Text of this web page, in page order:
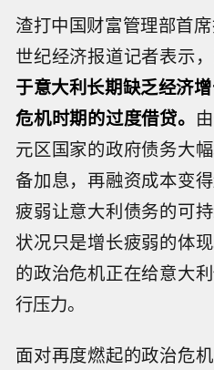
渣打中国财富管理部首
世纪经济报道记者表示，
于意大利长期缺乏经济
危机时期的过度借贷。
元区国家的政府债务大
备加息，再融资成本变
疲弱让意大利债务的可
状况只是增长疲弱的体
的政治危机正在给意大
行压力。
面对再度燃起的政治危